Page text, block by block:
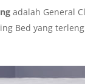
adalah General
Bed yang